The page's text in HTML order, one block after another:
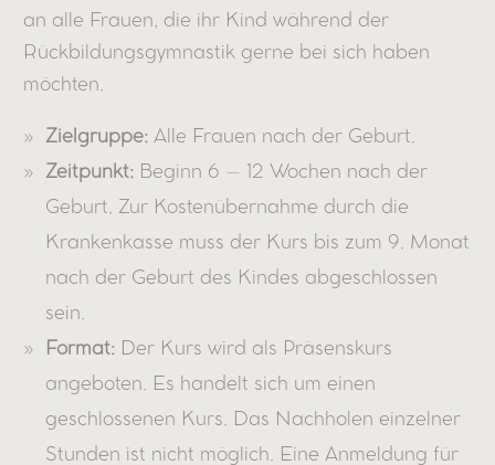
an alle Frauen, die ihr Kind während der
Rückbildungsgymnastik gerne bei sich haben
möchten.
Zielgruppe:Alle Frauen nach der Geburt.
Zeitpunkt:Beginn 6 – 12 Wochen nach der
Geburt. Zur Kostenübernahme durch die
Krankenkasse muss der Kurs bis zum 9. Monat
nach der Geburt des Kindes abgeschlossen
sein.
Format: Der Kurs wird als Präsenskurs
angeboten. Es handelt sich um einen
geschlossenen Kurs. Das Nachholen einzelner
Stunden ist nicht möglich. Eine Anmeldung für